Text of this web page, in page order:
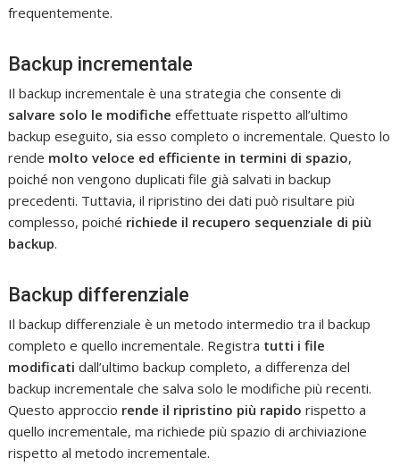
frequentemente.
Backup incrementale
Il backup incrementale è una strategia che consente di
salvare solo le modifiche effettuate rispetto all’ultimo
backup eseguito, sia esso completo o incrementale. Questo lo
rende molto veloce ed efficiente in termini di spazio,
poiché non vengono duplicati file già salvati in backup
precedenti. Tuttavia, il ripristino dei dati può risultare più
complesso, poiché richiede il recupero sequenziale di più
backup.
Backup differenziale
Il backup differenziale è un metodo intermedio tra il backup
completo e quello incrementale. Registra tutti i file
modificati dall’ultimo backup completo, a differenza del
backup incrementale che salva solo le modifiche più recenti.
Questo approccio rende il ripristino più rapido rispetto a
quello incrementale, ma richiede più spazio di archiviazione
rispetto al metodo incrementale.